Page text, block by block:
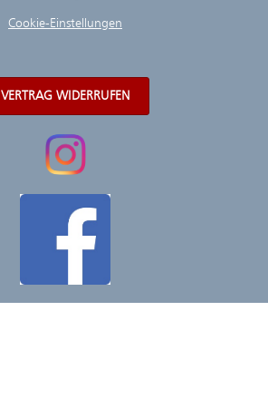
Cookie-Einstellungen
VERTRAG WIDERRUFEN